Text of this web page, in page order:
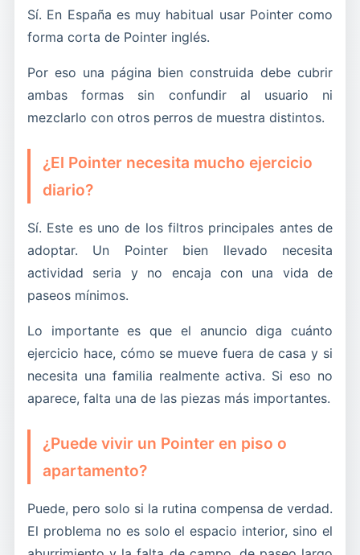
Sí. En España es muy habitual usar Pointer como
forma corta de Pointer inglés.
Por eso una página bien construida debe cubrir
ambas formas sin confundir al usuario ni
mezclarlo con otros perros de muestra distintos.
¿El Pointer necesita mucho ejercicio
diario?
Sí. Este es uno de los filtros principales antes de
adoptar. Un Pointer bien llevado necesita
actividad seria y no encaja con una vida de
paseos mínimos.
Lo importante es que el anuncio diga cuánto
ejercicio hace, cómo se mueve fuera de casa y si
necesita una familia realmente activa. Si eso no
aparece, falta una de las piezas más importantes.
¿Puede vivir un Pointer en piso o
apartamento?
Puede, pero solo si la rutina compensa de verdad.
El problema no es solo el espacio interior, sino el